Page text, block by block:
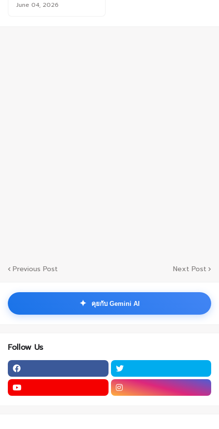
June 04, 2026
Previous Post Next Post
✦ คุยกับ Gemini AI
Follow Us